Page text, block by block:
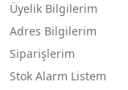
Üyelik Bilgilerim
Adres Bilgilerim
Siparişlerim
Stok Alarm Listem